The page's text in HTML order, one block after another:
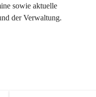
sowie aktuelle
der Verwaltung.